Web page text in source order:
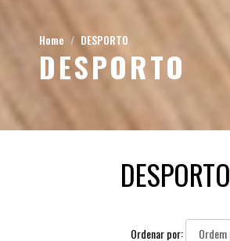
Home DESPORTO
DESPORTO
DESPORTO
Ordenar por: